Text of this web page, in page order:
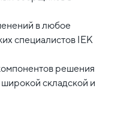
в любое
специалистов IEK
решения
складской и